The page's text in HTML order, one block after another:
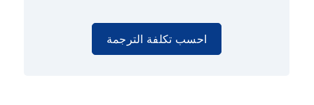
احسب تكلفة الترجمة